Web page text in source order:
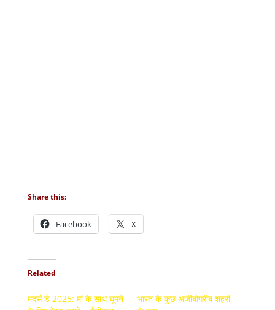
Share this:
Facebook X
Related
मदर्स डे 2025: मां के साथ घूमने
भारत के कुछ अजीबोगरीब शहरों